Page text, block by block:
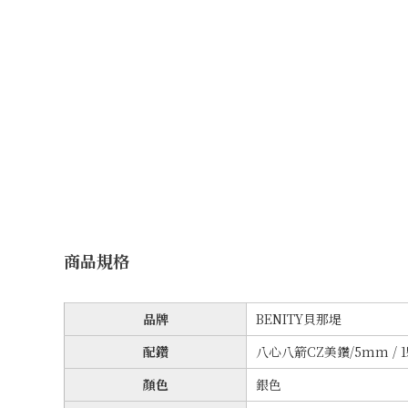
商品規格
品牌
BENITY貝那堤
配鑽
八心八箭CZ美鑽/5mm /
顏色
銀色